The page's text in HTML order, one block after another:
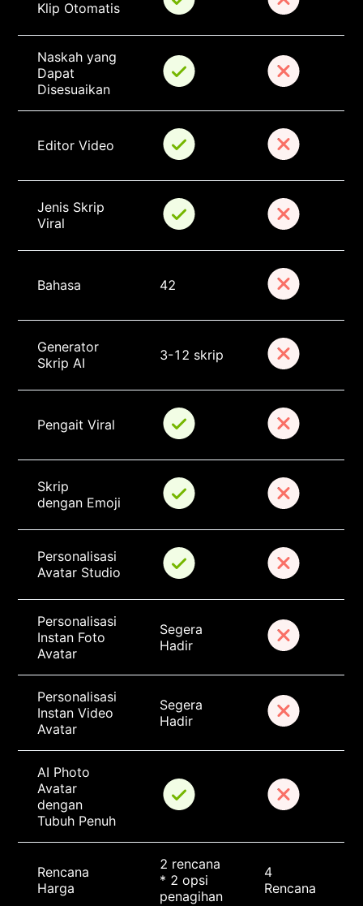
Klip Otomatis
Naskah yang
Dapat
Disesuaikan
Editor Video
Jenis Skrip
Viral
Bahasa 42
Generator
Skrip AI
3-12 skrip
Pengait Viral
Skrip
dengan Emoji
Personalisasi
Avatar Studio
Personalisasi
Instan Foto
Avatar
Segera
Hadir
Personalisasi
Instan Video
Avatar
Segera
Hadir
AI Photo
Avatar
dengan
Tubuh Penuh
Rencana
Harga
2 rencana
* 2 opsi
penagihan
4
Rencana